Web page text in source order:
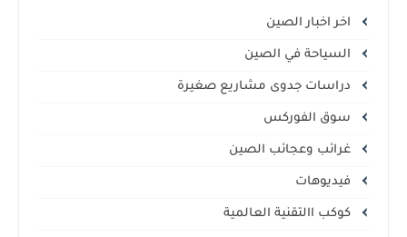
اخر اخبار الصين
السياحة في الصين
دراسات جدوى مشاريع صغيرة
سوق الفوركس
غرائب وعجائب الصين
فيديوهات
كوكب االتقنية العالمية